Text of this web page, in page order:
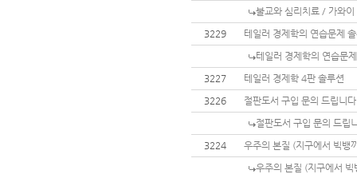
불교와 심리치료 / 가와
3229
테일러 경제학의 연습문제
테일러 경제학의 연습문
3227
테일러 경제학 4판 솔루션
3226
절판도서 구입 문의 드립니
절판도서 구입 문의 드립
3224
우주의 본질 (지구에서 빅뱅
우주의 본질 (지구에서